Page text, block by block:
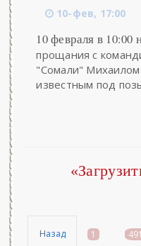
10-фев, 17:00
10 февраля в 10:00
прощания с
"Сомали"
известным под
Назад 1